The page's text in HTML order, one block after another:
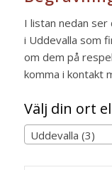
I listan nedan
i Uddevalla som
om dem på
komma i kontakt
Välj din ort
Uddevalla (3)